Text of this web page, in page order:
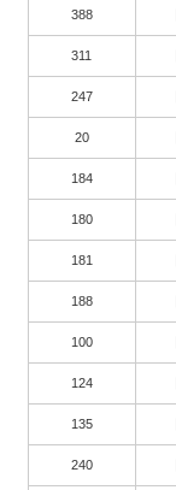
388
311
247
20
184
180
181
188
100
124
135
240